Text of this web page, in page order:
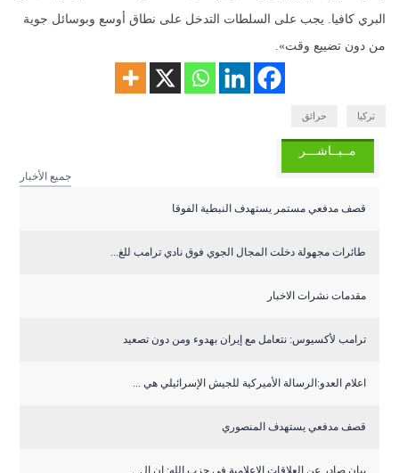
البري كافيا. يجب على السلطات التدخل على نطاق أوسع وبوسائل جوية
من دون تضييع وقت».
تركيا حرائق
مــبــاشـــر
جميع الأخبار
قصف مدفعي مستمر يستهدف النبطية الفوقا
طائرات مجهولة دخلت المجال الجوي فوق نادي ترامب للغ...
مقدمات نشرات الاخبار
ترامب لأكسيوس: نتعامل مع إيران بهدوء ومن دون تصعيد
اعلام العدو:الرسالة الأميركية للجيش الإسرائيلي هي ...
قصف مدفعي يستهدف المنصوري
بيان صادر عن العلاقات الإعلامية في حزب الله: ان ال...